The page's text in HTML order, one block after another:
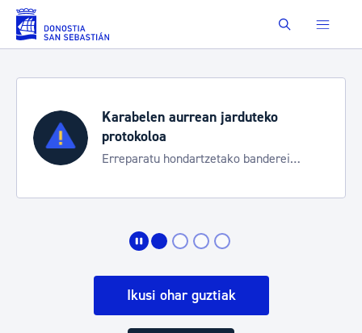
Eduki nagusira joan Buscar
Karabelen aurrean jarduteko
protokoloa
Erreparatu hondartzetako banderei
Ikusi ohar guztiak